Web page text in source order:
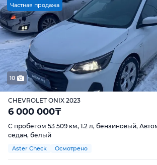
Частная продажа
10
CHEVROLET ONIX 2023
6 000 000₸
С пробегом 53 509 км, 1.2 л, бензиновый,
седан, белый
Aster Check Осмотрено